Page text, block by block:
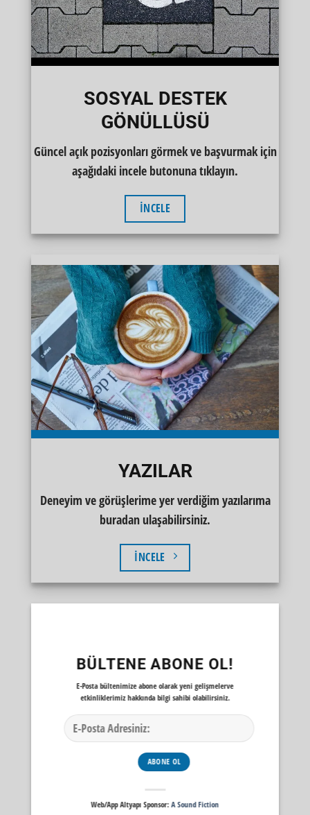
SOSYAL DESTEK
GÖNÜLLÜSÜ
Güncel açık pozisyonları görmek ve başvurmak için
aşağıdaki incele butonuna tıklayın.
İNCELE
YAZILAR
Deneyim ve görüşlerime yer verdiğim yazılarıma
buradan ulaşabilirsiniz.
İNCELE
BÜLTENE ABONE OL!
E-Posta bültenimize abone olarak yeni gelişmelerve
etkinliklerimiz hakkında bilgi sahibi olabilirsiniz.
Web/App Altyapı Sponsor:A Sound Fiction